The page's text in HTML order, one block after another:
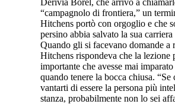
“campagnolo di frontiera,” un
Hitchens portò con orgoglio e che
persino abbia salvato la sua carriera
Quando gli si facevano domande a
Hitchens rispondeva che la lezione
importante che avesse mai imparato
quando tenere la bocca chiusa. “Se
vantarti di essere la persona più
stanza, probabilmente non lo sei